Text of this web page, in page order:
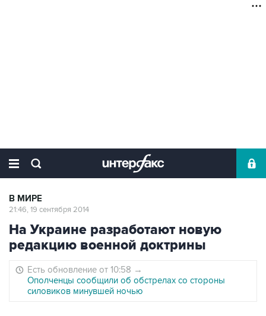
В МИРЕ
21:46, 19 сентября 2014
На Украине разработают новую
редакцию военной доктрины
Есть обновление от 10:58 →
Ополченцы сообщили об обстрелах со стороны
силовиков минувшей ночью